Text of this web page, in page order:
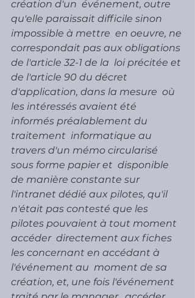
création d'un  événement, outre
qu'elle paraissait difficile sinon
impossible à mettre  en oeuvre, ne
correspondait pas aux obligations
de l'article 32-1 de la  loi précitée et
de l'article 90 du décret
d'application, dans la mesure  où
les intéressés avaient été
informés préalablement du
traitement  informatique au
travers d'un mémo circularisé
sous forme papier et  disponible
de manière constante sur
l'intranet dédié aux pilotes, qu'il
n'était pas contesté que les
pilotes pouvaient à tout moment
accéder  directement aux fiches
les concernant en accédant à
l'événement au  moment de sa
création, et, une fois l'événement